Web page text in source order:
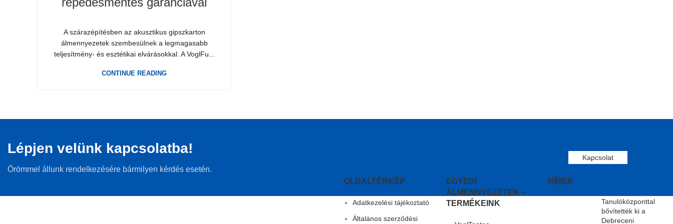
A szárazépítésben az akusztikus gipszkarton
álmennyezetek szembesülnek a legmagasabb
teljesítmény- és esztétikai elvárásokkal. A VoglFu...
CONTINUE READING
Lépjen velünk kapcsolatba!
Örömmel állunk rendelkezésére bármilyen kérdés esetén.
Kapcsolat
OLDALTÉRKÉP
Adatkezelési tájékoztató
Általános szerződési
EGYEDI
ÁLMENNYEZETEK –
TERMÉKEINK
HÍREK
Tanulóközponttal
bővítették ki a
Debreceni